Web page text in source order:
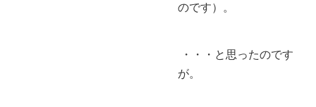
のです）。
・・・と思ったのです
が。